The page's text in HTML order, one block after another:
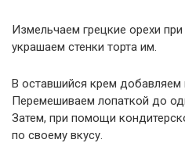
Измельчаем грецкие орехи
украшаем стенки торта им.
В оставшийся крем добавляем
Перемешиваем лопаткой до
Затем, при помощи
по своему вкусу.